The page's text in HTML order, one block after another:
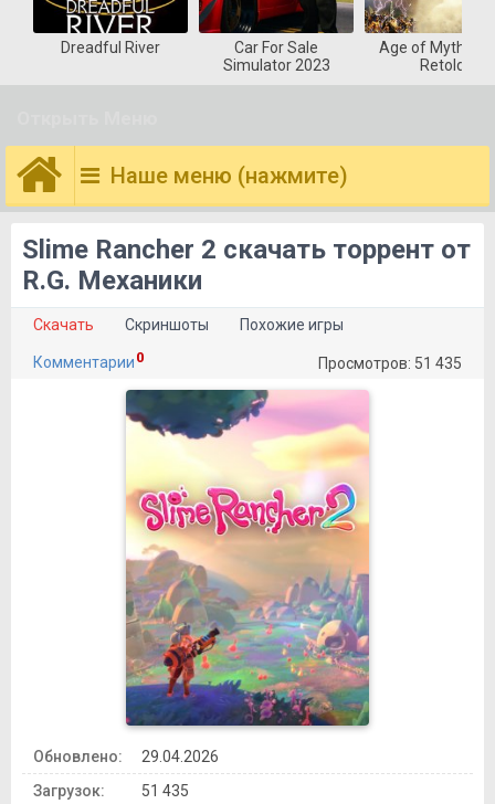
Dreadful River
Car For Sale
Simulator 2023
Age of
Retold
Наше меню (нажмите)
Slime Rancher 2 скачать торрент от
R.G. Механики
Скачать Скриншоты Похожие игры
Комментарии 0 Просмотров: 51 435
Обновлено:
29.04.2026
Загрузок:
51 435